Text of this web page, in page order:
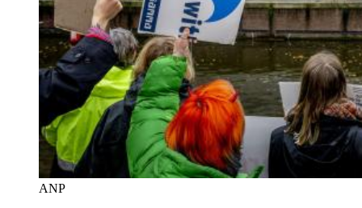
ANP